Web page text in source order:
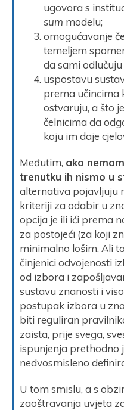
ugovora s
sum modelu;
omogućavanje
temeljem
da sami
uspostavu
prema učincima
ostvaruju, a što
čelnicima da
koju im daje
Međutim, ako
trenutku ih nismo u
alternativa pojavljuju
kriteriji za odabir u
opcija je ili ići prema
za postojeći (za koji
minimalno lošim. Ali
činjenici odvojenosti
od izbora i
sustavu znanosti i
postupak izbora u
biti reguliran
zaista, prije svega,
ispunjenja prethodno
nedvosmisleno
U tom smislu, a s
zaoštravanja uvjeta